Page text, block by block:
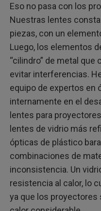
Eso no pasa con los
Nuestras lentes
piezas, con un
Luego, los elementos
“cilindro” de metal que
evitar interferencias.
equipo de expertos en
internamente en el
lentes para
lentes de vidrio más
ópticas de plástico
combinaciones de
inconsistencia. Un
resistencia al calor, lo
ya que los proyectores